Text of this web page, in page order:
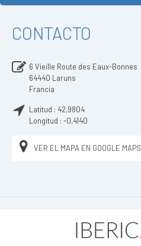
CONTACTO
6 Vieille Route des Eaux-Bonnes
64440 Laruns
Francia
Latitud : 42,9804
Longitud : -0,4140
VER EL MAPA EN GOOGLE MAPS